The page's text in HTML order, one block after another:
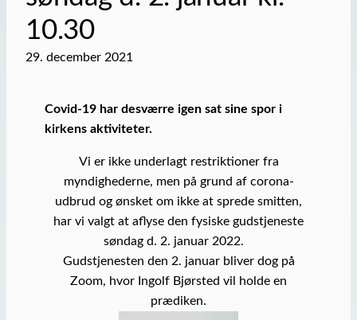
10.30
29. december 2021
Covid-19 har desværre igen sat sine spor i
kirkens aktiviteter.
Vi er ikke underlagt restriktioner fra
myndighederne, men på grund af corona-
udbrud og ønsket om ikke at sprede smitten,
har vi valgt at aflyse den fysiske gudstjeneste
søndag d. 2. januar 2022.
Gudstjenesten den 2. januar bliver dog på
Zoom, hvor Ingolf Bjørsted vil holde en
prædiken.